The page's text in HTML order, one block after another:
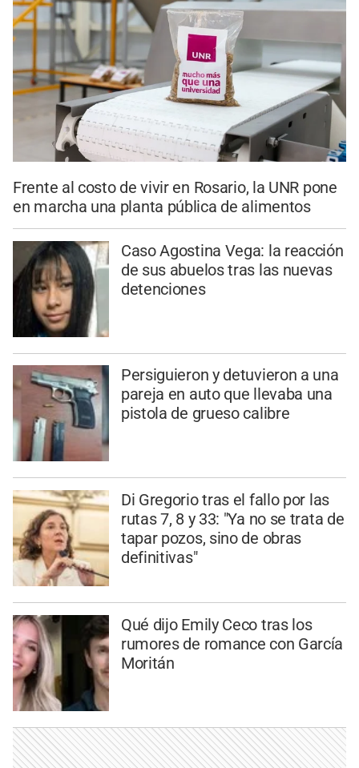
Frente al costo de vivir en Rosario, la UNR pone
en marcha una planta pública de alimentos
Caso Agostina Vega: la reacción
de sus abuelos tras las nuevas
detenciones
Persiguieron y detuvieron a una
pareja en auto que llevaba una
pistola de grueso calibre
Di Gregorio tras el fallo por las
rutas 7, 8 y 33: "Ya no se trata de
tapar pozos, sino de obras
definitivas"
Qué dijo Emily Ceco tras los
rumores de romance con García
Moritán